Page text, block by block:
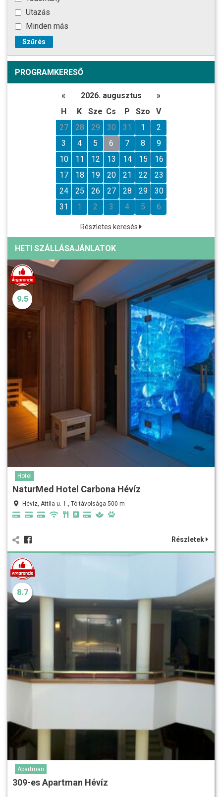
Utazás
Minden más
Szűrés
PROGRAMKERESŐ
« 2026. augusztus
»
H
K Sze Cs P Szo
V
27
28 29 30 31 1
2
3
4 5 6 7 8
9
10
11 12 13 14 15
16
17
18 19 20 21 22
23
24
25 26 27 28 29
30
31
1 2 3 4 5 6
Részletes keresés
HETI SZÁLLÁSAJÁNLATOK
9.5
Hotel
NaturMed Hotel Carbona Hévíz
Hévíz, Attila u. 1., Tó távolsága 500 m
Részletek
8.7
Apartman
309-es Apartman Hévíz